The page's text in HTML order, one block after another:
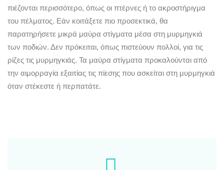
πιέζονται περισσότερο, όπως οι πτέρνες ή το ακροστήριγμα
του πέλματος. Εάν κοιτάξετε πιο προσεκτικά, θα
παρατηρήσετε μικρά μαύρα στίγματα μέσα στη μυρμηγκιά
των ποδιών. Δεν πρόκειται, όπως πιστεύουν πολλοί, για τις
ρίζες τις μυρμηγκιάς. Τα μαύρα στίγματα προκαλούνται από
την αιμορραγία εξαιτίας τις πίεσης που ασκείται στη μυρμηγκιά
όταν στέκεστε ή περπατάτε.